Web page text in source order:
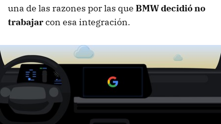
una de las razones por las que BMW decidió no
trabajarcon esa integración.